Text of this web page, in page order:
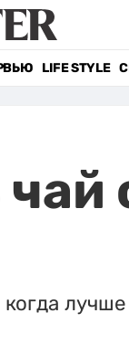
LIFE STYLE
лучше